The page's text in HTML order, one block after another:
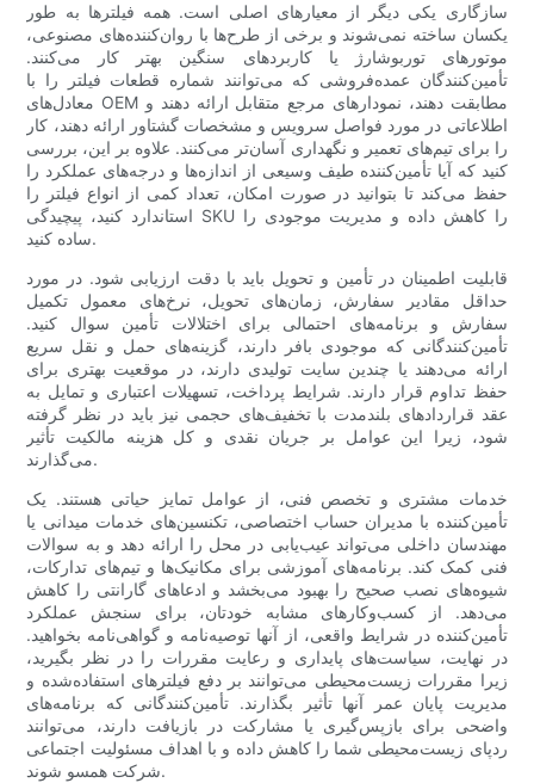
سازگاری یکی دیگر از معیارهای اصلی است. همه فیلترها به طور
یکسان ساخته نمی‌شوند و برخی از طرح‌ها با روان‌کننده‌های مصنوعی،
موتورهای توربوشارژ یا کاربردهای سنگین بهتر کار می‌کنند.
تأمین‌کنندگان عمده‌فروشی که می‌توانند شماره قطعات فیلتر را با
معادل‌های OEM مطابقت دهند، نمودارهای مرجع متقابل ارائه دهند و
اطلاعاتی در مورد فواصل سرویس و مشخصات گشتاور ارائه دهند، کار
را برای تیم‌های تعمیر و نگهداری آسان‌تر می‌کنند. علاوه بر این، بررسی
کنید که آیا تأمین‌کننده طیف وسیعی از اندازه‌ها و درجه‌های عملکرد را
حفظ می‌کند تا بتوانید در صورت امکان، تعداد کمی از انواع فیلتر را
استاندارد کنید، پیچیدگی SKU را کاهش داده و مدیریت موجودی را
ساده کنید.
قابلیت اطمینان در تأمین و تحویل باید با دقت ارزیابی شود. در مورد
حداقل مقادیر سفارش، زمان‌های تحویل، نرخ‌های معمول تکمیل
سفارش و برنامه‌های احتمالی برای اختلالات تأمین سوال کنید.
تأمین‌کنندگانی که موجودی بافر دارند، گزینه‌های حمل و نقل سریع
ارائه می‌دهند یا چندین سایت تولیدی دارند، در موقعیت بهتری برای
حفظ تداوم قرار دارند. شرایط پرداخت، تسهیلات اعتباری و تمایل به
عقد قراردادهای بلندمدت با تخفیف‌های حجمی نیز باید در نظر گرفته
شود، زیرا این عوامل بر جریان نقدی و کل هزینه مالکیت تأثیر
می‌گذارند.
خدمات مشتری و تخصص فنی، از عوامل تمایز حیاتی هستند. یک
تأمین‌کننده با مدیران حساب اختصاصی، تکنسین‌های خدمات میدانی یا
مهندسان داخلی می‌تواند عیب‌یابی در محل را ارائه دهد و به سوالات
فنی کمک کند. برنامه‌های آموزشی برای مکانیک‌ها و تیم‌های تدارکات،
شیوه‌های نصب صحیح را بهبود می‌بخشد و ادعاهای گارانتی را کاهش
می‌دهد. از کسب‌وکارهای مشابه خودتان، برای سنجش عملکرد
تأمین‌کننده در شرایط واقعی، از آنها توصیه‌نامه و گواهی‌نامه بخواهید.
در نهایت، سیاست‌های پایداری و رعایت مقررات را در نظر بگیرید،
زیرا مقررات زیست‌محیطی می‌توانند بر دفع فیلترهای استفاده‌شده و
مدیریت پایان عمر آنها تأثیر بگذارند. تأمین‌کنندگانی که برنامه‌های
واضحی برای بازپس‌گیری یا مشارکت در بازیافت دارند، می‌توانند
ردپای زیست‌محیطی شما را کاهش داده و با اهداف مسئولیت اجتماعی
شرکت همسو شوند.